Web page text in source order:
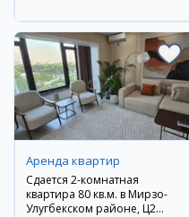
Аренда квартир
Сдается 2-комнатная
квартира 80 кв.м. в Мирзо-
Улугбекском районе, Ц2